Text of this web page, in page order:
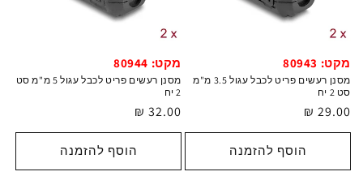
מקט: 80943
מסנן רעשים פריט לכבל עגול 3.5 מ"מ
סט 2 יח
מחיר
רגיל
29.00 ₪
הוסף להזמנה
מקט: 80944
מסנן רעשים פריט לכבל עגול 5 מ"מ סט
2 יח
מחיר
רגיל
32.00 ₪
הוסף להזמנה